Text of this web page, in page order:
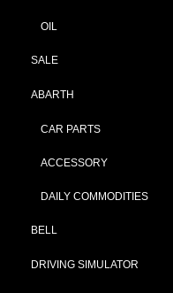
OIL
SALE
ABARTH
CAR PARTS
ACCESSORY
DAILY COMMODITIES
BELL
DRIVING SIMULATOR